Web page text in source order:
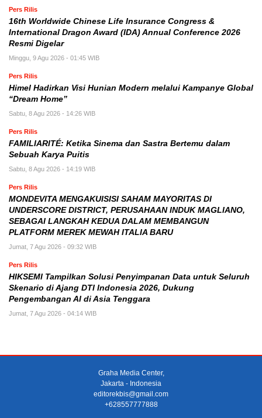
Pers Rilis
16th Worldwide Chinese Life Insurance Congress &
International Dragon Award (IDA) Annual Conference 2026
Resmi Digelar
Minggu, 9 Agu 2026 - 01:45 WIB
Pers Rilis
Himel Hadirkan Visi Hunian Modern melalui Kampanye Global
“Dream Home”
Sabtu, 8 Agu 2026 - 14:26 WIB
Pers Rilis
FAMILIARITÉ: Ketika Sinema dan Sastra Bertemu dalam
Sebuah Karya Puitis
Sabtu, 8 Agu 2026 - 14:19 WIB
Pers Rilis
MONDEVITA MENGAKUISISI SAHAM MAYORITAS DI
UNDERSCORE DISTRICT, PERUSAHAAN INDUK MAGLIANO,
SEBAGAI LANGKAH KEDUA DALAM MEMBANGUN
PLATFORM MEREK MEWAH ITALIA BARU
Jumat, 7 Agu 2026 - 09:32 WIB
Pers Rilis
HIKSEMI Tampilkan Solusi Penyimpanan Data untuk Seluruh
Skenario di Ajang DTI Indonesia 2026, Dukung
Pengembangan AI di Asia Tenggara
Jumat, 7 Agu 2026 - 04:14 WIB
Graha Media Center,
Jakarta - Indonesia
editorekbis@gmail.com
+628557777888